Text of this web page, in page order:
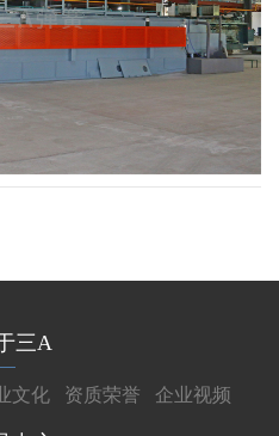
三A
文化 资质荣誉 企业视频